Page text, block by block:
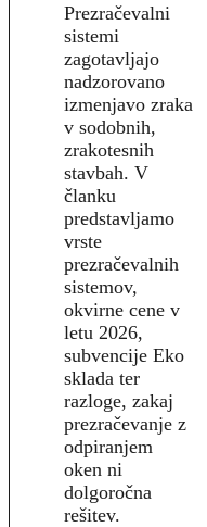
Prezračevalni
sistemi
zagotavljajo
nadzorovano
izmenjavo zraka
v sodobnih,
zrakotesnih
stavbah. V
članku
predstavljamo
vrste
prezračevalnih
sistemov,
okvirne cene v
letu 2026,
subvencije Eko
sklada ter
razloge, zakaj
prezračevanje z
odpiranjem
oken ni
dolgoročna
rešitev.